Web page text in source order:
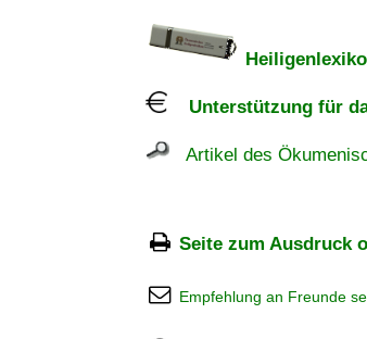
Unterstützung für
Artikel des
Seite zum Ausdruck
Empfehlung an Freunde